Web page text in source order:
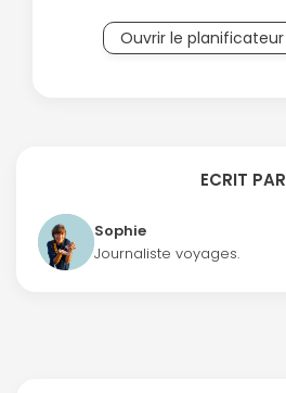
Ouvrir le planificateur
ECRIT PAR
Sophie
Journaliste voyages.